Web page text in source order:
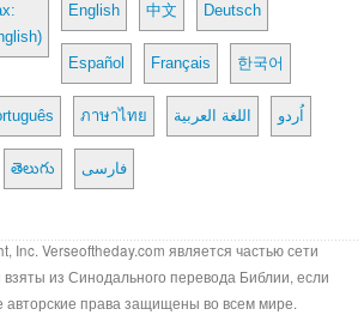
English 中文 Deutsch
Español Français 한국어
ภาษาไทย اللغة العربية اُردو
తెలుగు فارسی
Inc. Verseoftheday.com является частью сети
взяты из Синодального перевода Библии, если
авторские права защищены во всем мире.